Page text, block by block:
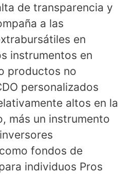
de transparencia y
a las
en
instrumentos en
productos no
personalizados
altos en la
más un instrumento
fondos de
individuos Pros